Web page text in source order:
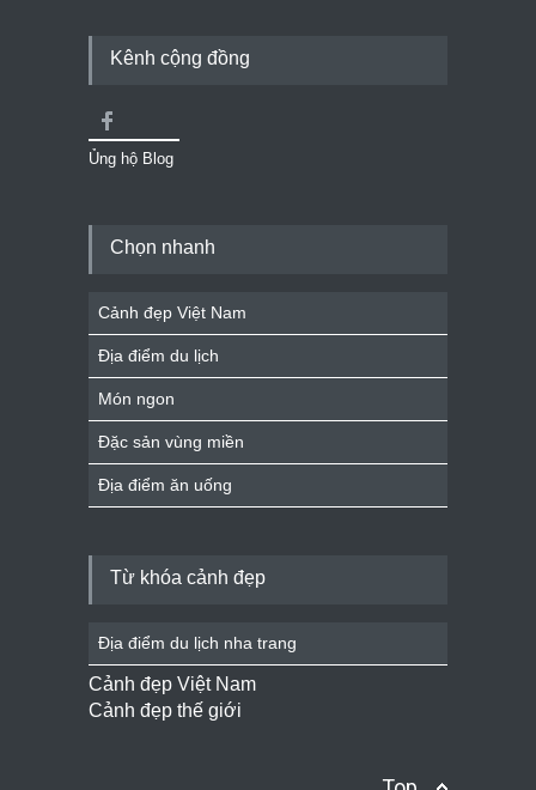
Kênh cộng đồng
Ủng hộ Blog
Chọn nhanh
Cảnh đẹp Việt Nam
Địa điểm du lịch
Món ngon
Đặc sản vùng miền
Địa điểm ăn uống
Từ khóa cảnh đẹp
Địa điểm du lịch nha trang
Cảnh đẹp Việt Nam
Cảnh đẹp thế giới